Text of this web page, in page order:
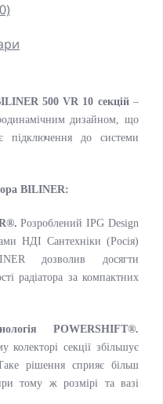
500 VR 10 секцій –
дизайном, що
підключення до системи
BILINER:
Розроблений IPG Design
НДІ Сантехніки (Росія)
дозволив досягти
радіатора за компактних
POWERSHIFT®.
колекторі секції збільшує
рішення сприяє більш
тому ж розмірі та вазі